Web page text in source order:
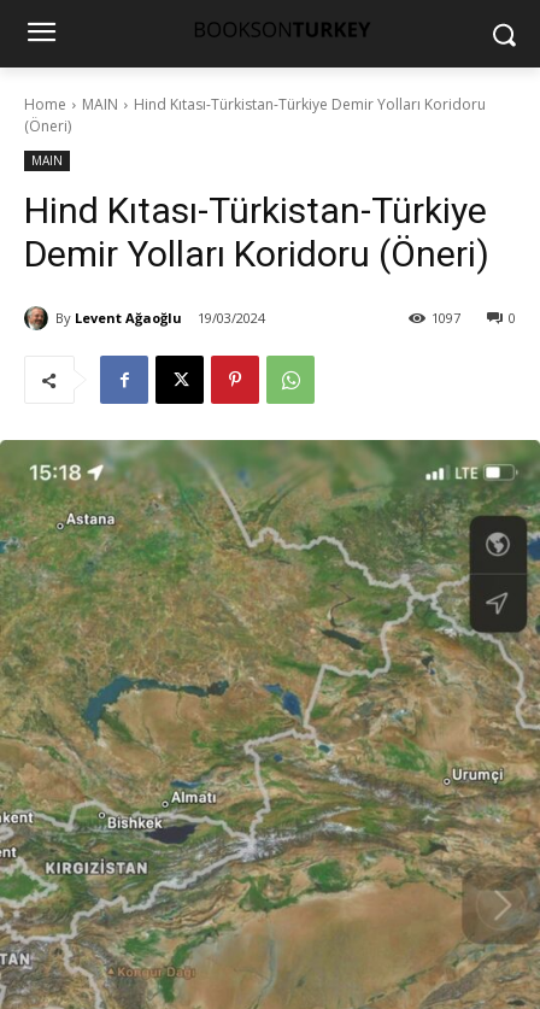
Home MAIN
Hind Kıtası-Türkistan-Türkiye Demir Yolları Koridoru
(Öneri)
MAIN
Hind Kıtası-Türkistan-Türkiye
Demir Yolları Koridoru (Öneri)
By Levent Ağaoğlu 19/03/2024 0
1097